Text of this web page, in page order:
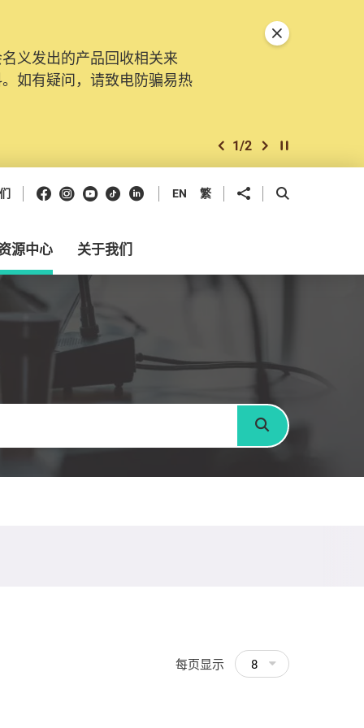
义发出的产品回收相关来
如有疑问，请致电防骗易热
。由2025年11月10日起，
诉、查询及建议。所有提交
上一个
2/2 下一个开始/暂停幻灯
关闭特別通告
Facebook
Instagram
Youtube
抖音领英 EN 繁 分享到 开启搜寻框
源中心 关于我们
搜寻
每页显示 8